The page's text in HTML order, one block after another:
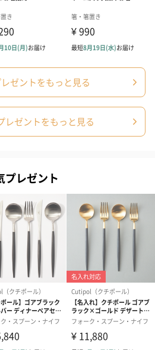
ンク（390円） グリーン（
出産祝い（御出産御
祝）（110円）
結婚内祝い（
（110円）
すめです。新生活を彩るギフトオプ
。
ます。
ゼントをもっと見る
レゼントをもっと見る
プレゼント